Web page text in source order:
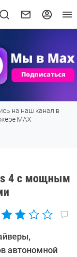
на наш канал в
МАХ
4 с мощным
автономной